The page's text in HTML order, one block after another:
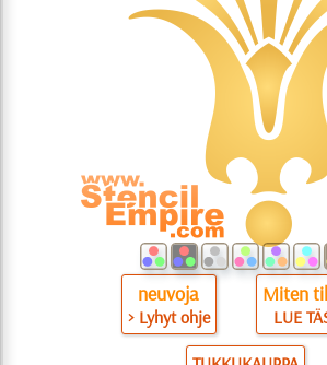
neuvoja
> Lyhyt ohje
Miten
LUE